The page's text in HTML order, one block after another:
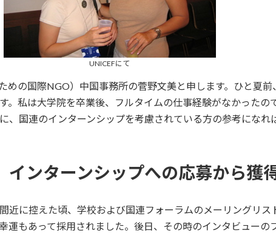
UNICEFにて
めの国際NGO）中国事務所の菅野文美と申します。ひと夏
。私は大学院を卒業後、フルタイムの仕事経験がなかった
、国連のインターンシップを考慮されている方の参考になれ
ターンシップへの応募から獲
近に控えた頃、学校および国連フォーラムのメーリングリ
運もあって採用されました。後日、その時のインタビュー